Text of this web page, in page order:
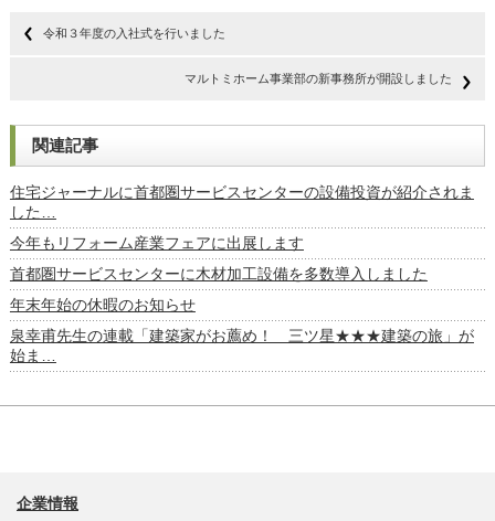
令和３年度の入社式を行いました
マルトミホーム事業部の新事務所が開設しました
関連記事
住宅ジャーナルに首都圏サービスセンターの設備投資が紹介されま
した…
今年もリフォーム産業フェアに出展します
首都圏サービスセンターに木材加工設備を多数導入しました
年末年始の休暇のお知らせ
泉幸甫先生の連載「建築家がお薦め！ 三ツ星★★★建築の旅」が
始ま…
企業情報